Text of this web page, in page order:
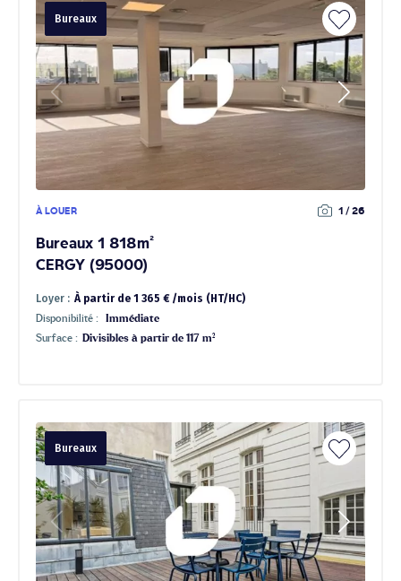
Bureaux
À LOUER 1 / 26
Bureaux 1 818m²
CERGY (95000)
Loyer : À partir de 1 365 € /mois (HT/HC)
Disponibilité :
Immédiate
Surface : Divisibles à partir de 117 m²
Bureaux